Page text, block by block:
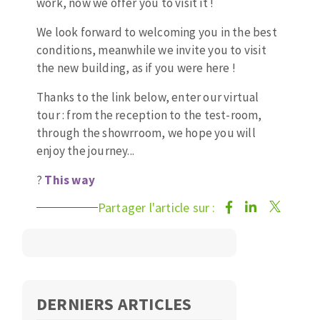
Pose des joints
Nettoyage
Mèches
Fraises carbure
Fers et plaquettes
Lames de scie à ruban
ABRASIFS APPLIQUÉS
Disques auto-agrippant
Bandes abrasives
Disques fibre et papier
Feuilles 230 x 280 mm
Eponges abrasive
Plateaux supports
DISQUES ABRASIFS
Disques abrasifs agglomérés
Meules d'ébarbage
Disques à lamelles
We look forward to welcoming you in the best
conditions, meanwhile we invite you to visit
the new building, as if you were here !
Thanks to the link below, enter our virtual
tour : from the reception to the test-room,
through the showrroom, we hope you will
enjoy the journey...
? This way
Partager l'article sur :
DERNIERS ARTICLES